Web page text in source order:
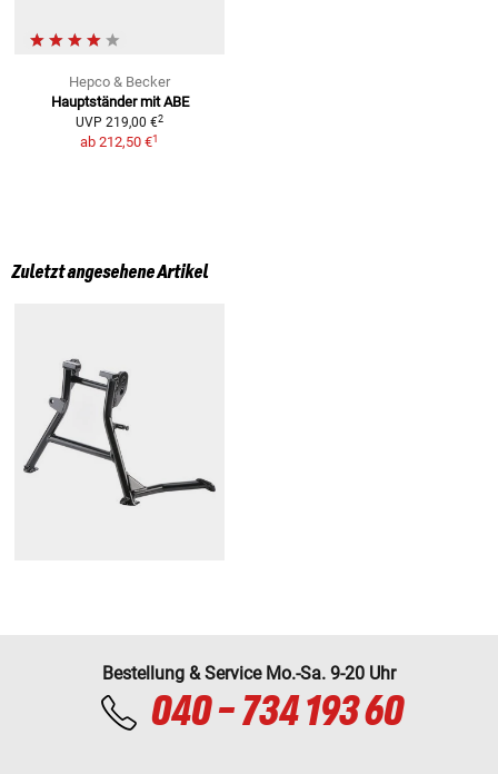
Hepco & Becker
Hauptständer mit ABE
UVP 219,00 €2
ab 212,50 €1
Zuletzt angesehene Artikel
Bestellung & Service Mo.-Sa. 9-20 Uhr
040 - 734 193 60